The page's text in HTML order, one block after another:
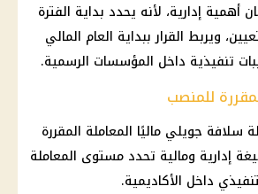
أهمية إدارية، لأنه يحدد بداية الفترة
ويربط القرار ببداية العام المالي
تنفيذية داخل المؤسسات الرسمية.
للمنصب
سلافة جويلي ماليًا المعاملة المقررة
إدارية ومالية تحدد مستوى المعاملة
داخل الأكاديمية.